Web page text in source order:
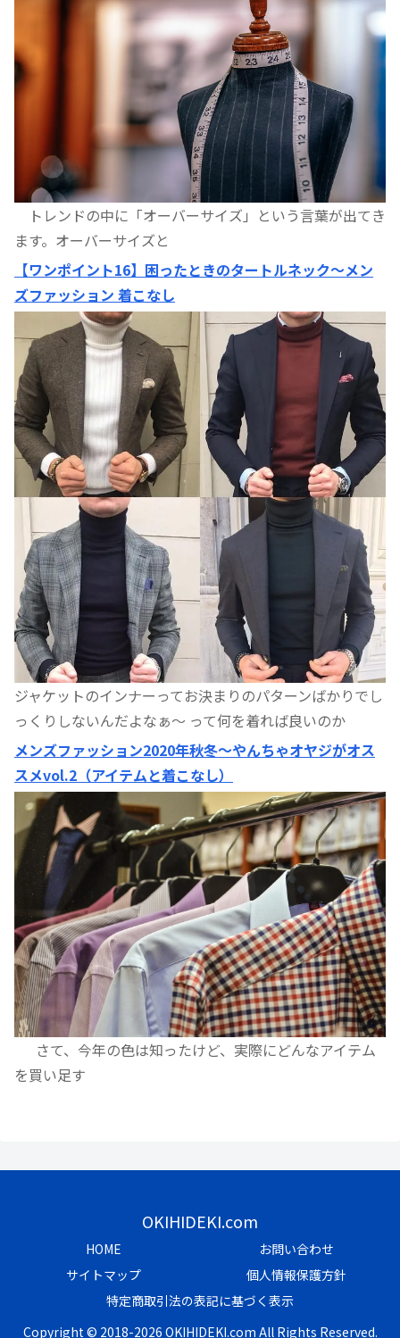
トレンドの中に「オーバーサイズ」という言葉が出てき
ます。オーバーサイズと
【ワンポイント16】困ったときのタートルネック〜メン
ズファッション 着こなし
ジャケットのインナーってお決まりのパターンばかりでし
っくりしないんだよなぁ〜 って何を着れば良いのか
メンズファッション2020年秋冬〜やんちゃオヤジがオス
スメvol.2（アイテムと着こなし）
さて、今年の色は知ったけど、実際にどんなアイテム
を買い足す
OKIHIDEKI.com
HOME
お問い合わせ
サイトマップ
個人情報保護方針
特定商取引法の表記に基づく表示
Copyright © 2018-2026 OKIHIDEKI.com All Rights Reserved.